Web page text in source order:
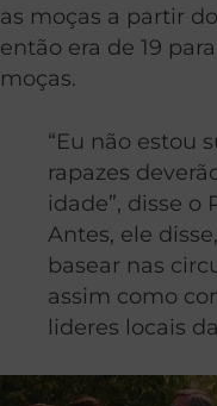
as moças a partir
então era de 19
moças.
“Eu não estou
rapazes
idade”, disse o
Antes, ele
basear nas
assim como
lideres locais